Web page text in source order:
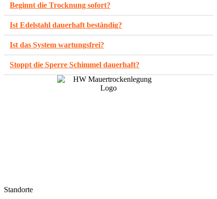
Beginnt die Trocknung sofort?
Ist Edelstahl dauerhaft beständig?
Ist das System wartungsfrei?
Stoppt die Sperre Schimmel dauerhaft?
Standorte